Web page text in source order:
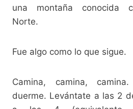
una montaña conocida
Norte.
Fue algo como lo que sigue.
Camina, camina,
duerme. Levántate a las 2